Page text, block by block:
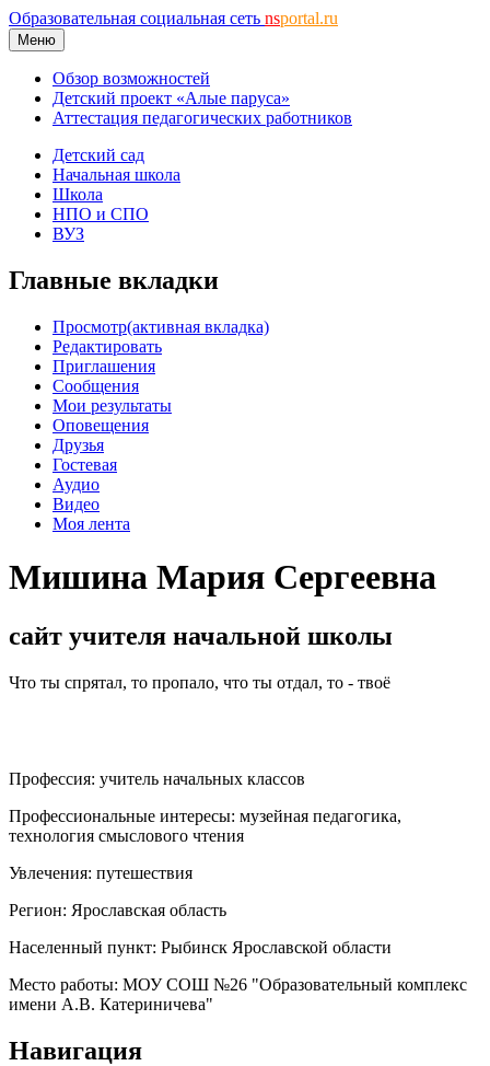
Образовательная социальная сеть nsportal.ru
Меню
Обзор возможностей
Детский проект «Алые паруса»
Аттестация педагогических работников
Детский сад
Начальная школа
Школа
НПО и СПО
ВУЗ
Главные вкладки
Просмотр(активная вкладка)
Редактировать
Приглашения
Сообщения
Мои результаты
Оповещения
Друзья
Гостевая
Аудио
Видео
Моя лента
Мишина Мария Сергеевна
сайт учителя начальной школы
Что ты спрятал, то пропало, что ты отдал, то - твоё
Профессия: учитель начальных классов
Профессиональные интересы: музейная педагогика,
технология смыслового чтения
Увлечения: путешествия
Регион: Ярославская область
Населенный пункт: Рыбинск Ярославской области
Место работы: МОУ СОШ №26 "Образовательный комплекс
имени А.В. Катериничева"
Навигация